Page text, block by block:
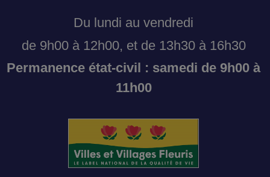
Du lundi au vendredi
de 9h00 à 12h00, et de 13h30 à 16h30
Permanence état-civil : samedi de 9h00 à
11h00